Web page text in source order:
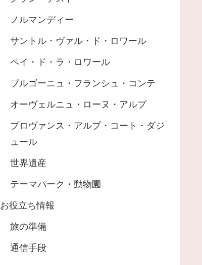
ノルマンディー
サントル・ヴァル・ド・ロワール
ペイ・ド・ラ・ロワール
ブルゴーニュ・フランシュ・コンテ
オーヴェルニュ・ローヌ・アルプ
プロヴァンス・アルプ・コート・ダジ
ュール
世界遺産
テーマパーク・動物園
お役立ち情報
旅の準備
通信手段